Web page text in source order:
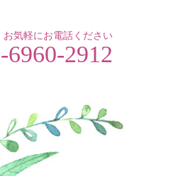
お気軽にお電話ください
6960-2912